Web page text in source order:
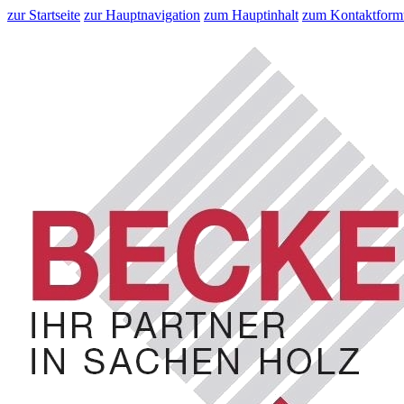
zur Startseite zur Hauptnavigation zum Hauptinhalt zum